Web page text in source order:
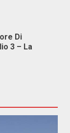
Di
3 – La